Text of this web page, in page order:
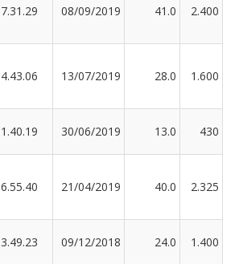
7.31.29 08/09/2019 41.0 2.400
4.43.06 13/07/2019 28.0 1.600
1.40.19 30/06/2019 13.0 430
6.55.40 21/04/2019 40.0 2.325
3.49.23 09/12/2018 24.0 1.400